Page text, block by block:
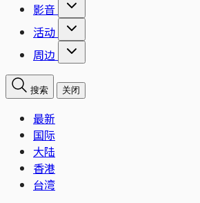
影音
活动
周边
搜索 关闭
最新
国际
大陆
香港
台湾